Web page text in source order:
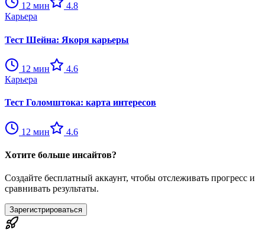
12 мин
4.8
Карьера
Тест Шейна: Якоря карьеры
12 мин
4.6
Карьера
Тест Голомштока: карта интересов
12 мин 4.6
Хотите больше инсайтов?
Создайте бесплатный аккаунт, чтобы отслеживать прогресс и
сравнивать результаты.
Зарегистрироваться